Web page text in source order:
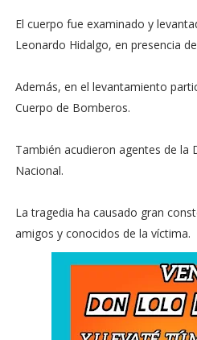
El cuerpo fue examinado y
Leonardo Hidalgo, en presencia
Además, en el levantamiento
Cuerpo de Bomberos.
También acudieron agentes de la
Nacional.
La tragedia ha causado gran
amigos y conocidos de la víctima.